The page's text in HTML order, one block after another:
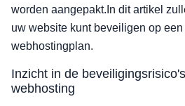
worden aangepakt.In dit artikel
uw website kunt beveiligen op een
webhostingplan.
Inzicht in de
webhosting